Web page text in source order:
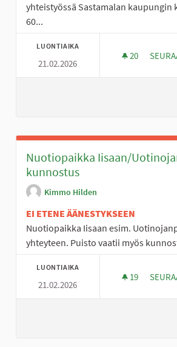
yhteistyössä Sastamalan kaupungin
60...
LUONTIAIKA
21.02.2026
20 20
Nuotiopaikka Iisaan/
kunnostus
Kimmo Hilden
EI ETENE ÄÄNESTYKSEEN
Nuotiopaikka Iisaan esim.
yhteyteen. Puisto vaatii myös
LUONTIAIKA
21.02.2026
19 19